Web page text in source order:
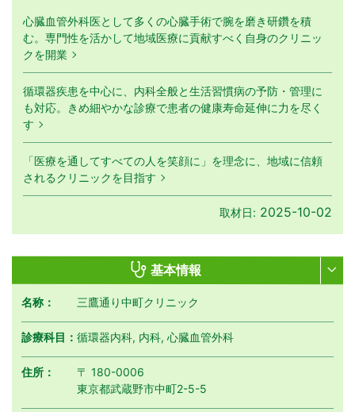
心臓血管外科医として多くの心臓手術で腕を磨き研鑽を積
む。専門性を活かして地域医療に貢献すべく自身のクリニッ
クを開業
循環器疾患を中心に、内科全般と生活習慣病の予防・管理に
も対応。きめ細やかな診療で患者の健康寿命延伸に力を尽く
す
「医療を通してすべての人を笑顔に」を理念に、地域に信頼
されるクリニックを目指す
取材日: 2025-10-02
基本情報
名称： 三鷹通り中町クリニック
診療科目：循環器内科, 内科, 心臓血管外科
住所：
〒 180-0006
東京都武蔵野市中町2-5-5